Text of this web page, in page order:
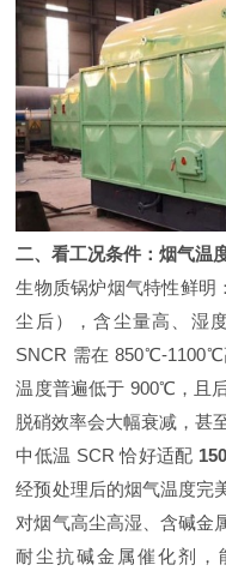
二、看工况条件：烟气温
生物质锅炉烟气特性鲜
尘后），含尘量高、湿
SNCR 需在 850℃-1100℃
温度普遍低于 900℃，且
脱硝效率会大幅衰减，甚
中低温 SCR 恰好适配
经预处理后的烟气温度完
对烟气高尘高湿、含碱金
耐尘抗碱金属催化剂，